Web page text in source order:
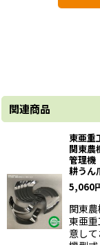
関連商品
東亜重
関東農
管理機
耕うん
5,060
関東
東亜
意し